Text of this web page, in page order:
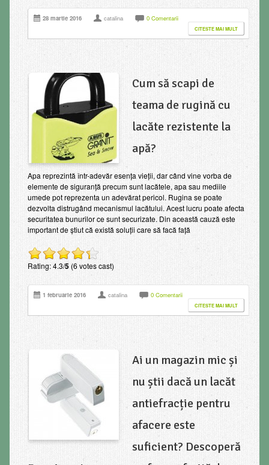
28 martie 2016 catalina 0 Comentarii
CITESTE MAI MULT
Cum să scapi de
teama de rugină cu
lacăte rezistente la
apă?
Apa reprezintă într-adevăr esența vieții, dar când vine vorba de
elemente de siguranță precum sunt lacătele, apa sau mediile
umede pot reprezenta un adevărat pericol. Rugina se poate
dezvolta distrugând mecanismul lacătului. Acest lucru poate afecta
securitatea bunurilor ce sunt securizate. Din această cauză este
important de știut că există soluții care să facă față
Rating: 4.3/5(6 votes cast)
1 februarie 2016 catalina 0 Comentarii
CITESTE MAI MULT
Ai un magazin mic și
nu știi dacă un lacăt
antiefracție pentru
afacere este
suficient? Descoperă